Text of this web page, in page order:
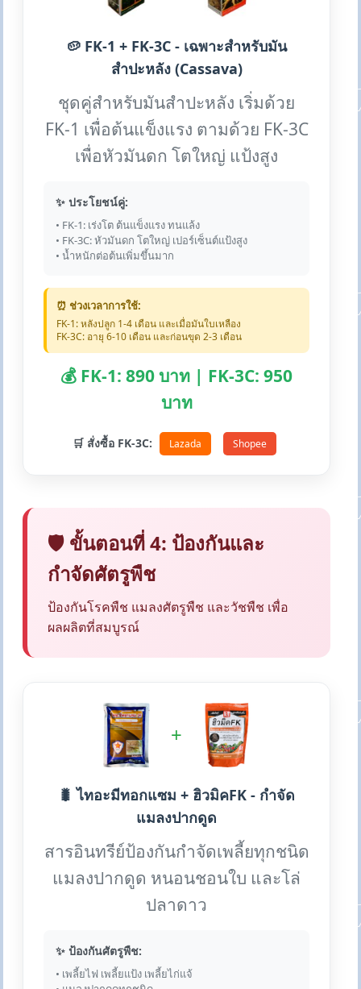
🥔 FK-1 + FK-3C - เฉพาะสำหรับมัน
สำปะหลัง (Cassava)
ชุดคู่สำหรับมันสำปะหลัง เริ่มด้วย
FK-1 เพื่อต้นแข็งแรง ตามด้วย FK-3C
เพื่อหัวมันดก โตใหญ่ แป้งสูง
✨ ประโยชน์คู่:
• FK-1: เร่งโต ต้นแข็งแรง ทนแล้ง
• FK-3C: หัวมันดก โตใหญ่ เปอร์เซ็นต์แป้งสูง
• น้ำหนักต่อต้นเพิ่มขึ้นมาก
⏰ ช่วงเวลาการใช้:
FK-1: หลังปลูก 1-4 เดือน และเมื่อมันใบเหลือง
FK-3C: อายุ 6-10 เดือน และก่อนขุด 2-3 เดือน
💰 FK-1: 890 บาท | FK-3C: 950
บาท
🛒 สั่งซื้อ FK-3C: Lazada Shopee
🛡️ ขั้นตอนที่ 4: ป้องกันและ
กำจัดศัตรูพืช
ป้องกันโรคพืช แมลงศัตรูพืช และวัชพืช เพื่อ
ผลผลิตที่สมบูรณ์
+
🐛 ไทอะมีทอกแซม + ฮิวมิคFK - กำจัด
แมลงปากดูด
สารอินทรีย์ป้องกันกำจัดเพลี้ยทุกชนิด
แมลงปากดูด หนอนชอนใบ และโล่
ปลาดาว
✨ ป้องกันศัตรูพืช:
• เพลี้ยไฟ เพลี้ยแป้ง เพลี้ยไก่แจ้